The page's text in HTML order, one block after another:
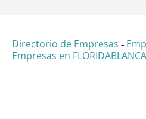
Directorio de Empresas -
Empresas en FLORIDABLANCA